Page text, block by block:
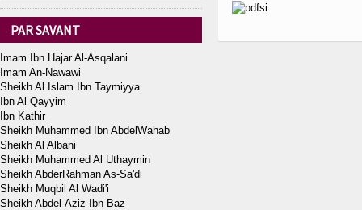
PAR SAVANT
Imam Ibn Hajar Al-Asqalani
Imam An-Nawawi
Sheikh Al Islam Ibn Taymiyya
Ibn Al Qayyim
Ibn Kathir
Sheikh Muhammed Ibn AbdelWahab
Sheikh Al Albani
Sheikh Muhammed Al Uthaymin
Sheikh AbderRahman As-Sa'di
Sheikh Muqbil Al Wadi'i
Sheikh Abdel-Aziz Ibn Baz